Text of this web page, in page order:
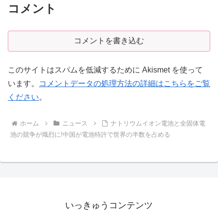
コメント
コメントを書き込む
このサイトはスパムを低減するために Akismet を使って
います。
コメントデータの処理方法の詳細はこちらをご覧
ください。
ホーム ニュース
ナトリウムイオン電池と全固体電
池の競争が熾烈に!中国が電池特許で世界の半数を占める
いっきゅうコンテンツ